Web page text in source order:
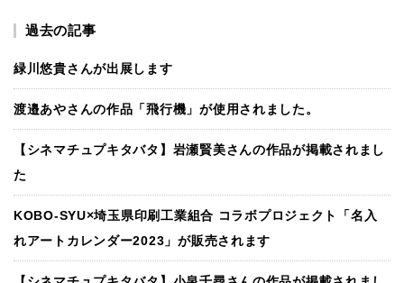
過去の記事
緑川悠貴さんが出展します
渡邉あやさんの作品「飛行機」が使用されました。
【シネマチュプキタバタ】岩瀬賢美さんの作品が掲載されまし
た
KOBO-SYU×埼玉県印刷工業組合 コラボプロジェクト「名入
れアートカレンダー2023」が販売されます